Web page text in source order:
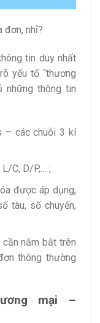
đơn, nhỉ?
tin duy nhất
yếu tố “thương
những thông tin
– các chuỗi 3 kí
C, D/P,… ;
được áp dụng,
tàu, số chuyến,
nắm bắt trên
thông thường
mại –